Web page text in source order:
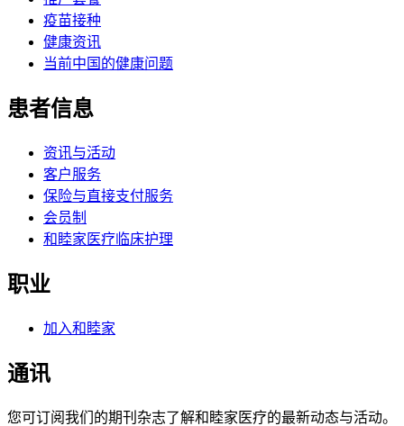
疫苗接种
健康资讯
当前中国的健康问题
患者信息
资讯与活动
客户服务
保险与直接支付服务
会员制
和睦家医疗临床护理
职业
加入和睦家
通讯
您可订阅我们的期刊杂志了解和睦家医疗的最新动态与活动。